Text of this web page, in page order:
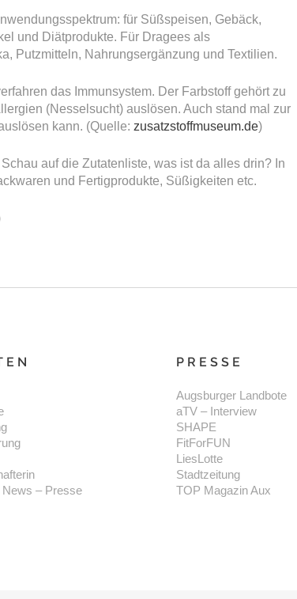
für Süßspeisen, Gebäck,
und Diätprodukte. Für Dragees als
Putzmitteln, Nahrungsergänzung und Textilien.
das Immunsystem. Der Farbstoff gehört zu
(Nesselsucht) auslösen. Auch stand mal zur
kann. (Quelle: zusatzstoffmuseum.de)
auf die Zutatenliste, was ist da alles drin? In
und Fertigprodukte, Süßigkeiten etc.
News – Presse
PRESSE
Augsburger Landbote
aTV – Interview
SHAPE
FitForFUN
LiesLotte
Stadtzeitung
TOP Magazin Aux